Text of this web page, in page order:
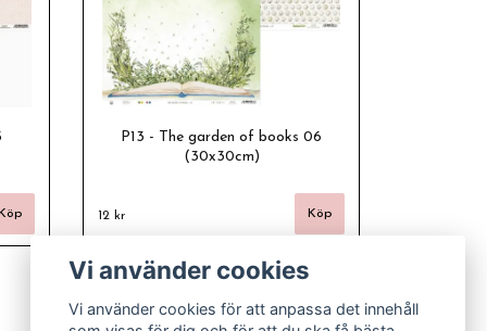
P13 - The garden of books 06
(30x30cm)
12 kr
Vi använder cookies
Vi använder cookies för att anpassa det innehåll